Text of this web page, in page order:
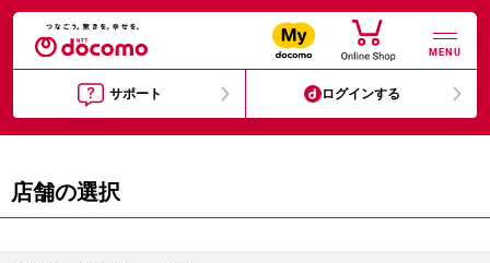
MENU
サポート ログインする
店舗の選択